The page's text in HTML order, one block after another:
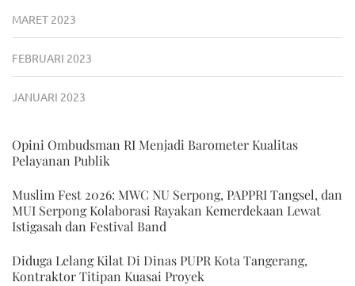
MARET 2023
FEBRUARI 2023
JANUARI 2023
Opini Ombudsman RI Menjadi Barometer Kualitas
Pelayanan Publik
Muslim Fest 2026: MWC NU Serpong, PAPPRI Tangsel, dan
MUI Serpong Kolaborasi Rayakan Kemerdekaan Lewat
Istigasah dan Festival Band
Diduga Lelang Kilat Di Dinas PUPR Kota Tangerang,
Kontraktor Titipan Kuasai Proyek